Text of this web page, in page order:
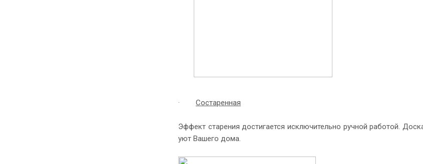
· Состаренная
Эффект старения достигается исключительно ручной работой.
уют Вашего дома.